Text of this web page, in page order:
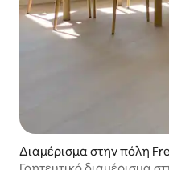
Διαμέρισμα στην πόλη